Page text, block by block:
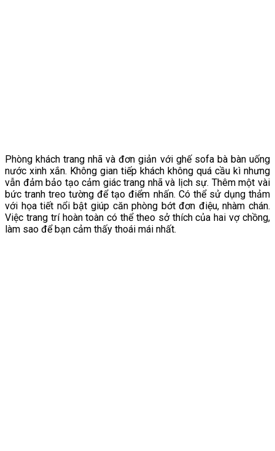
Phòng khách trang nhã và đơn giản với ghế sofa bà bàn uống
nước xinh xắn. Không gian tiếp khách không quá cầu kì nhưng
vẫn đảm bảo tạo cảm giác trang nhã và lịch sự. Thêm một vài
bức tranh treo tường để tạo điểm nhấn. Có thể sử dụng thảm
với họa tiết nổi bật giúp căn phòng bớt đơn điệu, nhàm chán.
Việc trang trí hoàn toàn có thể theo sở thích của hai vợ chồng,
làm sao để bạn cảm thấy thoái mái nhất.